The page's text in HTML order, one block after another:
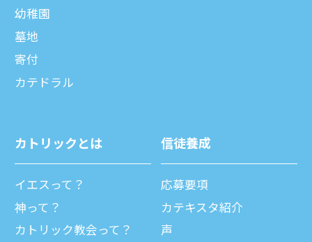
幼稚園
墓地
寄付
カテドラル
カトリックとは
イエスって？
神って？
カトリック教会って？
信徒養成
応募要項
カテキスタ紹介
声